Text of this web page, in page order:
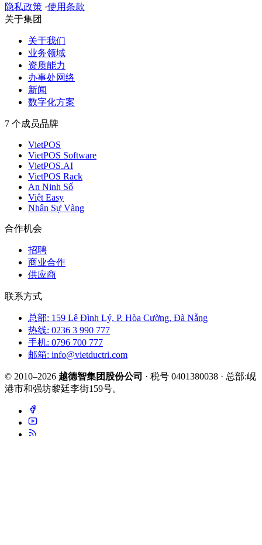
隐私政策 ·使用条款
关于集团
关于我们
业务领域
资质能力
办事处网络
新闻
数字化方案
7 个成员品牌
VietPOS
VietPOS Software
VietPOS.AI
VietPOS Rack
An Ninh Số
Việt Easy
Nhân Sự Vàng
合作机会
招聘
商业合作
供应商
联系方式
总部: 159 Lê Đình Lý, P. Hòa Cường, Đà Nẵng
热线: 0236 3 990 777
手机: 0796 700 777
邮箱: info@vietductri.com
© 2010–2026 越德智集团股份公司 · 税号 0401380038 · 总部:岘
港市和强坊黎廷李街159号。